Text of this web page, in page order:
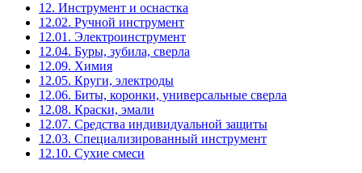
12. Инструмент и оснастка
12.02. Ручной инструмент
12.01. Электроинструмент
12.04. Буры, зубила, сверла
12.09. Химия
12.05. Круги, электроды
12.06. Биты, коронки, универсальные сверла
12.08. Краски, эмали
12.07. Средства индивидуальной защиты
12.03. Специализированный инструмент
12.10. Сухие смеси